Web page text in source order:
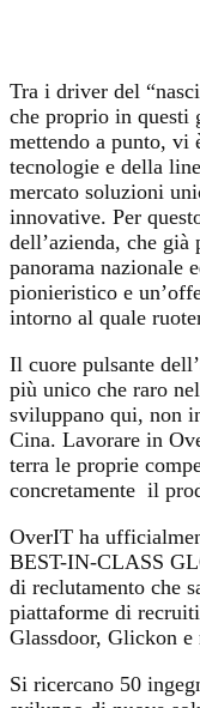
Tra i driver del
che proprio in questi
mettendo a punto, vi
tecnologie e della
mercato soluzioni
innovative. Per
dell’azienda, che
panorama nazionale
pionieristico e
intorno al quale
Il cuore pulsante
più unico che raro
sviluppano qui, non
Cina. Lavorare in
terra le proprie
concretamente il
OverIT ha
BEST-IN-CLASS
di reclutamento che
piattaforme di
Glassdoor, Glickon
Si ricercano 50